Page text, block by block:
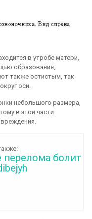
в утробе матери,
образования,
также остистым, так
оси.
небольшого размера,
в этой части
перелома болит